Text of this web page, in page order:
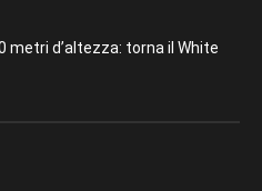
metri d’altezza: torna il White